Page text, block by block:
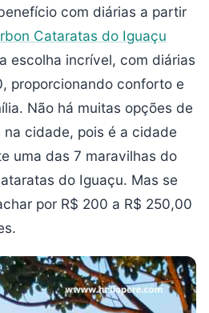
com diárias a partir
Cataratas do Iguaçu
escolha incrível, com diárias
proporcionando conforto e
Não há muitas opções de
cidade, pois é a cidade
uma das 7 maravilhas do
do Iguaçu. Mas se
por R$ 200 a R$ 250,00